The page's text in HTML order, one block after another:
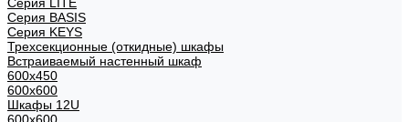
Cерия BASIS
Cерия KEYS
Трехсекционные (откидные) шкафы
Встраиваемый настенный шкаф
600x450
600x600
Шкафы 12U